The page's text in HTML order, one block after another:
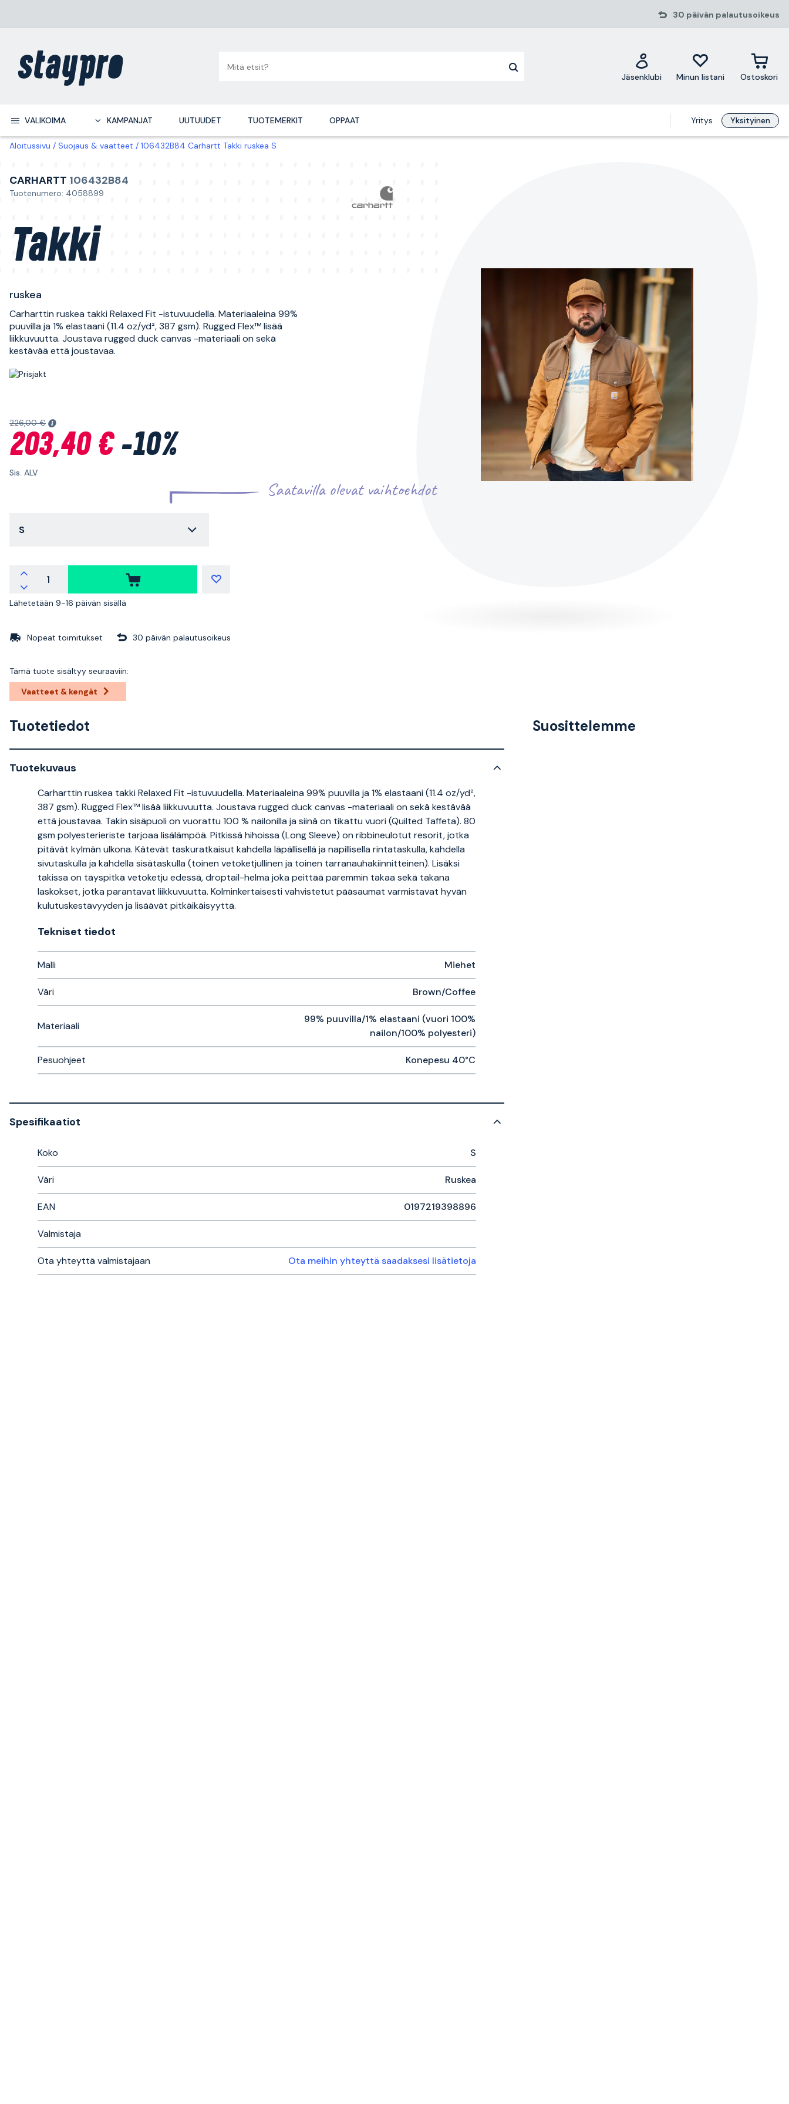
30 päivän palautusoikeus
Jäsenklubi Minun listani Ostoskori
VALIKOIMA KAMPANJAT UUTUUDET TUOTEMERKIT OPPAAT Yritys Yksityinen
Aloitussivu Suojaus & vaatteet 106432B84 Carhartt Takki ruskea S
CARHARTT 106432B84
Tuotenumero: 4058899
Takki
ruskea
Carharttin ruskea takki Relaxed Fit -istuvuudella. Materiaaleina 99%
puuvilla ja 1% elastaani (11.4 oz/yd², 387 gsm). Rugged Flex™ lisää
liikkuvuutta. Joustava rugged duck canvas -materiaali on sekä
kestävää että joustavaa.
226,00 €
203,40 €-10%
Sis. ALV
Saatavilla olevat vaihtoehdot
S
Lähetetään 9-16 päivän sisällä
Nopeat toimitukset 30 päivän palautusoikeus
Tämä tuote sisältyy seuraaviin:
Vaatteet & kengät
Tuotetiedot
Tuotekuvaus
Carharttin ruskea takki Relaxed Fit -istuvuudella. Materiaaleina 99% puuvilla ja 1% elastaani (11.4 oz/yd²,
387 gsm). Rugged Flex™ lisää liikkuvuutta. Joustava rugged duck canvas -materiaali on sekä kestävää
että joustavaa. Takin sisäpuoli on vuorattu 100 % nailonilla ja siinä on tikattu vuori (Quilted Taffeta). 80
gsm polyesterieriste tarjoaa lisälämpöä. Pitkissä hihoissa (Long Sleeve) on ribbineulotut resorit, jotka
pitävät kylmän ulkona. Kätevät taskuratkaisut kahdella läpällisellä ja napillisella rintataskulla, kahdella
sivutaskulla ja kahdella sisätaskulla (toinen vetoketjullinen ja toinen tarranauhakiinnitteinen). Lisäksi
takissa on täyspitkä vetoketju edessä, droptail-helma joka peittää paremmin takaa sekä takana
laskokset, jotka parantavat liikkuvuutta. Kolminkertaisesti vahvistetut pääsaumat varmistavat hyvän
kulutuskestävyyden ja lisäävät pitkäikäisyyttä.
Tekniset tiedot
Malli Miehet
Väri Brown/Coffee
Materiaali
99% puuvilla/1% elastaani (vuori 100%
nailon/100% polyesteri)
Pesuohjeet Konepesu 40°C
Spesifikaatiot
Koko S
Väri Ruskea
EAN 0197219398896
Valmistaja
Ota yhteyttä valmistajaan Ota meihin yhteyttä saadaksesi lisätietoja
Suosittelemme